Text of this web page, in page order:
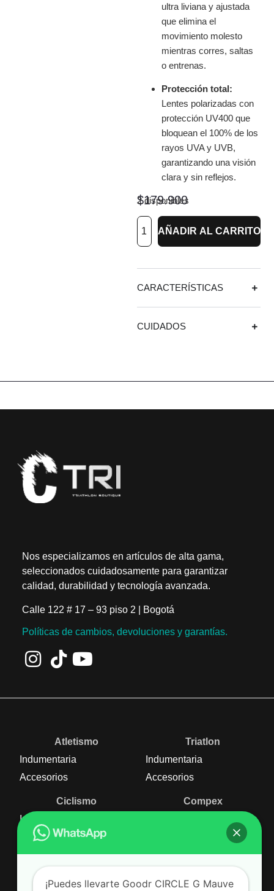
ultra liviana y ajustada
que elimina el
movimiento molesto
mientras corres, saltas
o entrenas.
Protección total:
Lentes polarizadas con
protección UV400 que
bloquean el 100% de los
rayos UVA y UVB,
garantizando una visión
clara y sin reflejos.
$179.900
2 disponibles
AÑADIR AL CARRITO
CARACTERÍSTICAS
CUIDADOS
Atletismo
Indumentaria
Accesorios
Ciclismo
Indumentaria
Accesorios
Equipos
Natación
Triatlon
Indumentaria
Accesorios
Compex
Nos especializamos en artículos de alta gama,
seleccionados cuidadosamente para garantizar
calidad, durabilidad y tecnología avanzada.
Calle 122 # 17 – 93 piso 2 | Bogotá
Políticas de cambios, devoluciones y garantías.
¡Puedes llevarte Goodr CIRCLE G Mauve